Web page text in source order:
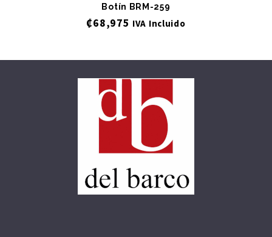
Botín BRM-259
₡68,975 IVA Incluido